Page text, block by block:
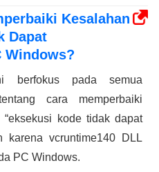
Kesalahan
Dapat
Windows?
berfokus pada semua
cara memperbaiki
“eksekusi kode tidak dapat
karena vcruntime140 DLL
PC Windows.